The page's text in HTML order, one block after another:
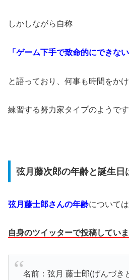
しかしながら自称
「ゲーム下手で致命的にできない
と語っており、何事も時間をか
練習する努力家タイプのようです
弦月藤次郎の年齢と誕生日
弦月藤士郎さんの年齢については
自身のツイッターで投稿していま
名前：弦月 藤士郎(げんづき